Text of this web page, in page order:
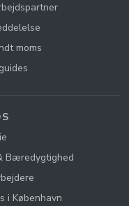
moms
Bæredygtighed
i København